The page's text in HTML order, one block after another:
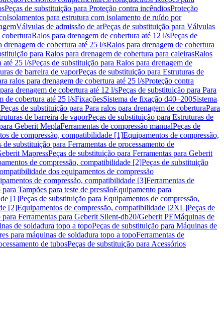
Peças de substituição para Proteção contra incêndiosProteção
Isolamentos para estrutura com isolamento de ruído por
Válvulas de admissão de arPeças de substituição para Válvulas
coberturaRalos para drenagem de cobertura até 12 l/sPeças de
drenagem de cobertura até 25 l/sRalos para drenagem de cobertura
para Ralos para drenagem de cobertura para caleirasRalos
até 25 l/sPeças de substituição para Ralos para drenagem de
de barreira de vaporPeças de substituição para Estruturas de
ralos para drenagem de cobertura até 25 l/sProteção contra
drenagem de cobertura até 12 l/sPeças de substituição para Para
de cobertura até 25 l/sFixaçõesSistema de fixação d40–200Sistema
Peças de substituição para Para ralos para drenagem de coberturaPara
de barreira de vaporPeças de substituição para Estruturas de
Geberit MeplaFerramentas de compressão manualPeças de
de compressão, compatibilidade [1]Equipamentos de compressão,
de substituição para Ferramentas de processamento de
MapressPeças de substituição para Ferramentas para Geberit
de compressão, compatibilidade [2]Peças de substituição
dos equipamentos de compressão
de compressão, compatibilidade [3]Ferramentas de
Tampões para teste de pressãoEquipamento para
[1]Peças de substituição para Equipamentos de compressão,
[2]Equipamentos de compressão, compatibilidade [2XL]Peças de
para Ferramentas para Geberit Silent-db20/Geberit PEMáquinas de
de soldadura topo a topoPeças de substituição para Máquinas de
para máquinas de soldadura topo a topoFerramentas de
de tubosPeças de substituição para Acessórios